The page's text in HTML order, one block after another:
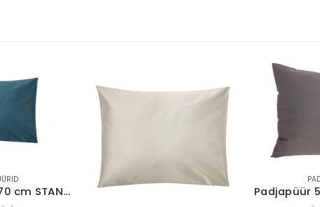
Padjapüür 50×70 cm STANDARD satään tormisinine